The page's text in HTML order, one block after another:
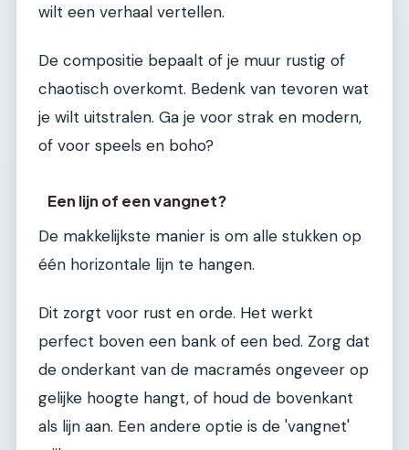
wilt een verhaal vertellen.
De compositie bepaalt of je muur rustig of
chaotisch overkomt. Bedenk van tevoren wat
je wilt uitstralen. Ga je voor strak en modern,
of voor speels en boho?
Een lijn of een vangnet?
De makkelijkste manier is om alle stukken op
één horizontale lijn te hangen.
Dit zorgt voor rust en orde. Het werkt
perfect boven een bank of een bed. Zorg dat
de onderkant van de macramés ongeveer op
gelijke hoogte hangt, of houd de bovenkant
als lijn aan. Een andere optie is de 'vangnet'